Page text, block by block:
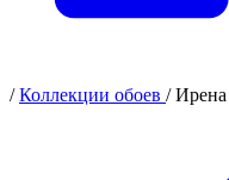
/Коллекции обоев /Ирена